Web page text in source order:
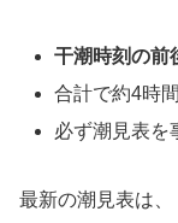
干潮時刻の前
合計で約4時
必ず潮見表を
最新の潮見表は